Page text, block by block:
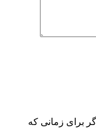
برای زمانی که